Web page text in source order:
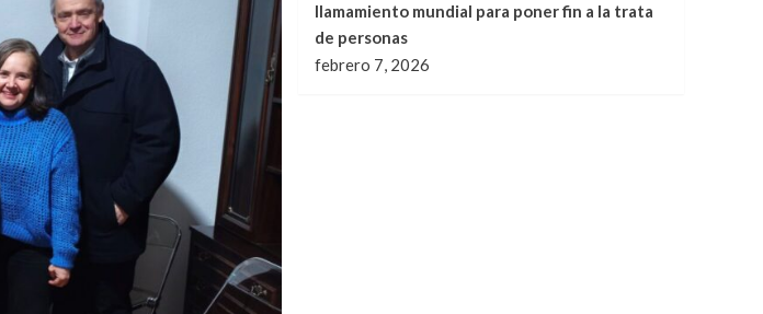
llamamiento mundial para poner fin a la trata
de personas
febrero 7, 2026